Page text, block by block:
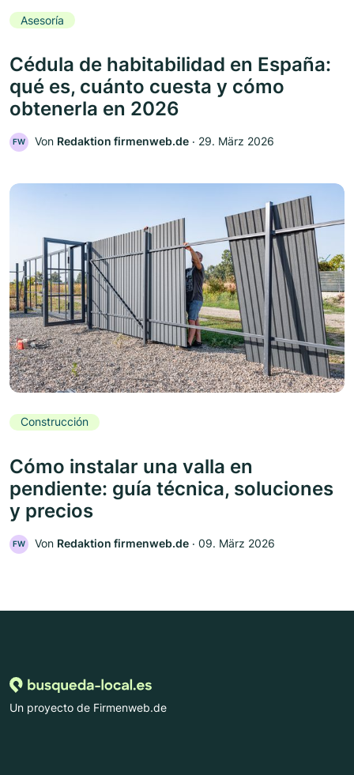
Asesoría
Cédula de habitabilidad en España:
qué es, cuánto cuesta y cómo
obtenerla en 2026
FW Von Redaktion firmenweb.de ‧ 29. März 2026
Construcción
Cómo instalar una valla en
pendiente: guía técnica, soluciones
y precios
FW Von Redaktion firmenweb.de ‧ 09. März 2026
Un proyecto de Firmenweb.de